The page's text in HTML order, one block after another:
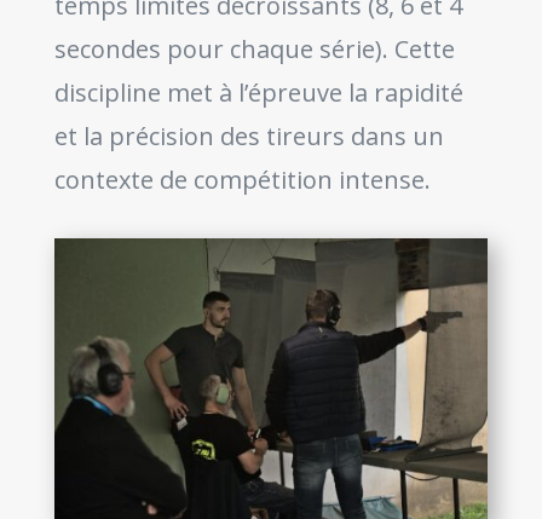
secondes pour chaque série). Cette
discipline met à l’épreuve la rapidité
et la précision des tireurs dans un
contexte de compétition intense.